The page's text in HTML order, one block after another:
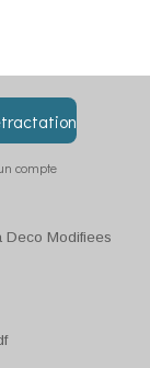
g
e
g
e
compte
Deco Modifiees